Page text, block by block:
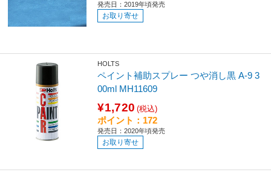
発売日：2019年頃発売
お取り寄せ
HOLTS
ペイント補助スプレー つや消し黒 A-9 3
00ml MH11609
¥1,720 (税込)
ポイント：172
発売日：2020年頃発売
お取り寄せ